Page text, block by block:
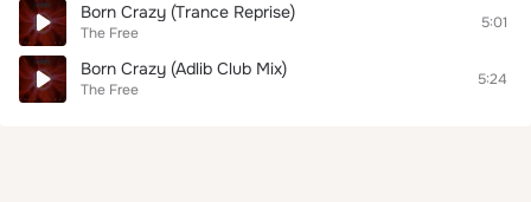
Born Crazy (Trance Reprise)
The Free
5:01
Born Crazy (Adlib Club Mix)
The Free
5:24